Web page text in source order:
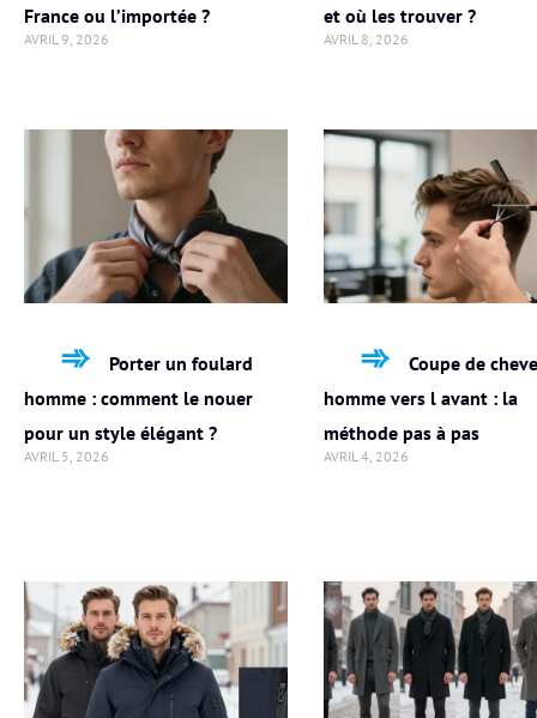
France ou l’importée ?
AVRIL 9, 2026
et où les trouver ?
AVRIL 8, 2026
Porter un foulard
homme : comment le nouer
pour un style élégant ?
AVRIL 5, 2026
Coupe de
homme vers l avant : la
méthode pas à pas
AVRIL 4, 2026